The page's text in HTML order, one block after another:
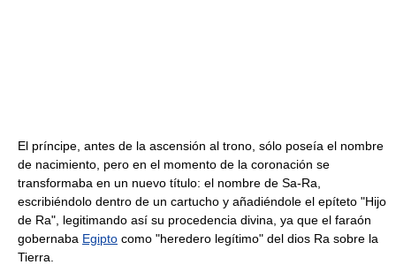
El príncipe, antes de la ascensión al trono, sólo poseía el nombre
de nacimiento, pero en el momento de la coronación se
transformaba en un nuevo título: el nombre de Sa-Ra,
escribiéndolo dentro de un cartucho y añadiéndole el epíteto "Hijo
de Ra", legitimando así su procedencia divina, ya que el faraón
gobernaba Egipto como "heredero legítimo" del dios Ra sobre la
Tierra.